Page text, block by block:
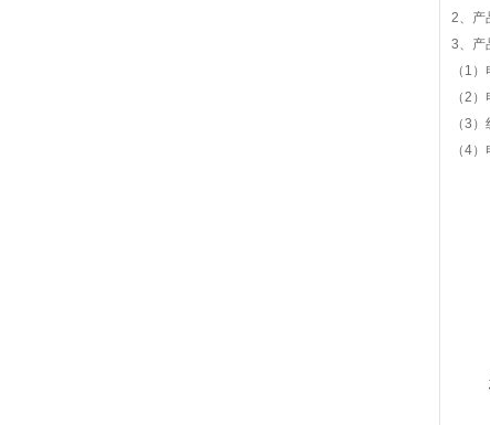
2、产
3、产
（1
（2
（3
（4